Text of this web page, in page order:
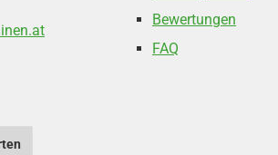
Bewertungen
FAQ